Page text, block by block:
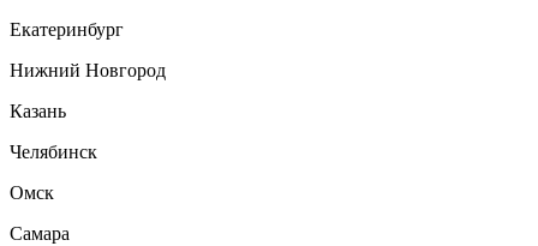
Екатеринбург
Нижний Новгород
Казань
Челябинск
Омск
Самара